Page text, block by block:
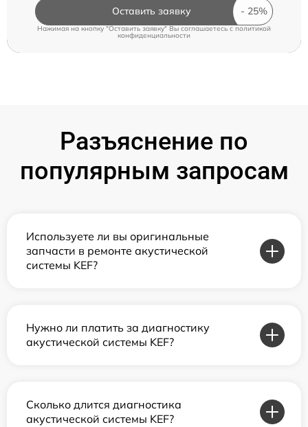
Оставить заявку
Нажимая на кнопку "Оставить заявку" Вы соглашаетесь c политикой
конфиденциальности
Разъяснение по
популярным запросам
Используете ли вы оригинальные
запчасти в ремонте акустической
системы KEF?
Нужно ли платить за диагностику
акустической системы KEF?
Сколько длится диагностика
акустической системы KEF?